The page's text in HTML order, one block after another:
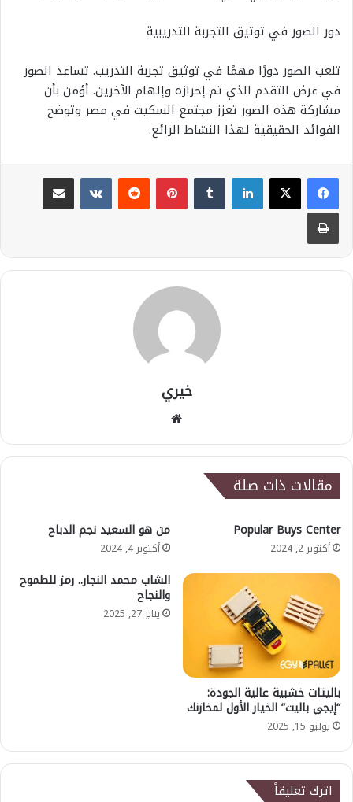
دور الصور في توثيق التجربة التدريبية
تلعب الصور دورًا مهمًا في توثيق تجربة التدريب. تساعد الصور
في عرض التقدم الذي تم إحرازه وإلهام الآخرين. أؤمن بأن
مشاركة هذه الصور تعزز مجتمع السكيت في مصر وتوضح
الفوائد الحقيقية لهذا النشاط الرائع.
لينكدإن بينتيريست
مشاركة عبر البريد
طباعة
خيري
مقالات ذات صلة
Popular Buys Center
أكتوبر 2, 2024
من هو السعيد نجم الدباح
أكتوبر 4, 2024
باليتات خشبية عالية الجودة:
“إيجي باليت” الخيار الأول لمخازنك
يوليو 15, 2025
الشاب محمد النجار.. رمز للطموح
والنجاح
يناير 27, 2025
اترك تعليقاً